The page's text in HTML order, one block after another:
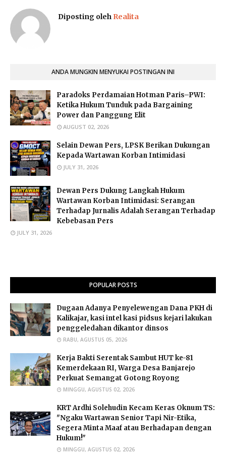
Diposting oleh Realita
ANDA MUNGKIN MENYUKAI POSTINGAN INI
Paradoks Perdamaian Hotman Paris–PWI:
Ketika Hukum Tunduk pada Bargaining
Power dan Panggung Elit
AUGUST 02, 2026
Selain Dewan Pers, LPSK Berikan Dukungan
Kepada Wartawan Korban Intimidasi
JULY 31, 2026
Dewan Pers Dukung Langkah Hukum
Wartawan Korban Intimidasi: Serangan
Terhadap Jurnalis Adalah Serangan Terhadap
Kebebasan Pers
JULY 31, 2026
POPULAR POSTS
Dugaan Adanya Penyelewengan Dana PKH di
Kalikajar, kasi intel kasi pidsus kejari lakukan
penggeledahan dikantor dinsos
RABU, AGUSTUS 05, 2026
Kerja Bakti Serentak Sambut HUT ke-81
Kemerdekaan RI, Warga Desa Banjarejo
Perkuat Semangat Gotong Royong
MINGGU, AGUSTUS 02, 2026
​KRT Ardhi Solehudin Kecam Keras Oknum TS:
"Ngaku Wartawan Senior Tapi Nir-Etika,
Segera Minta Maaf atau Berhadapan dengan
Hukum!"
MINGGU, AGUSTUS 02, 2026